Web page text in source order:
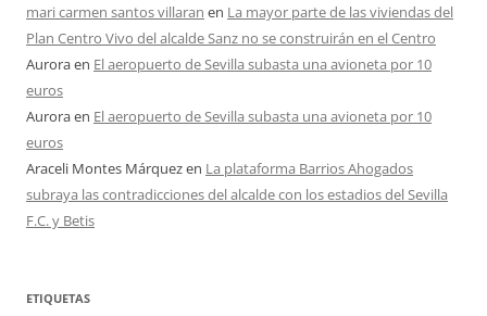
mari carmen santos villaran en La mayor parte de las viviendas del
Plan Centro Vivo del alcalde Sanz no se construirán en el Centro
Auroraen El aeropuerto de Sevilla subasta una avioneta por 10
euros
Auroraen El aeropuerto de Sevilla subasta una avioneta por 10
euros
Araceli Montes Márquezen La plataforma Barrios Ahogados
subraya las contradicciones del alcalde con los estadios del Sevilla
F.C. y Betis
ETIQUETAS